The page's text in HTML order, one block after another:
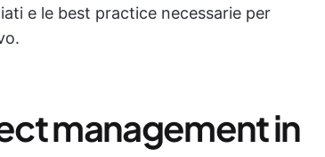
e le best practice necessarie per
management in